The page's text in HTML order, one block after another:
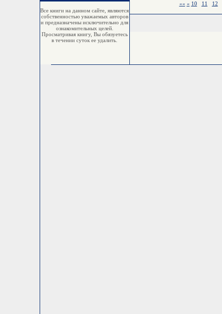
Все книги на данном сайте, являются
собственностью уважаемых авторов
и предназначены исключительно для
ознакомительных целей.
Просматривая книгу, Вы обязуетесь
в течении суток ее удалить.
«« « 10 11 12